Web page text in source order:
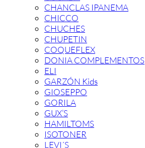
CHANCLAS IPANEMA
CHICCO
CHUCHES
CHUPETIN
COQUEFLEX
DONIA COMPLEMENTOS
ELI
GARZÓN Kids
GIOSEPPO
GORILA
GUX’S
HAMILTOMS
ISOTONER
LEVI´S